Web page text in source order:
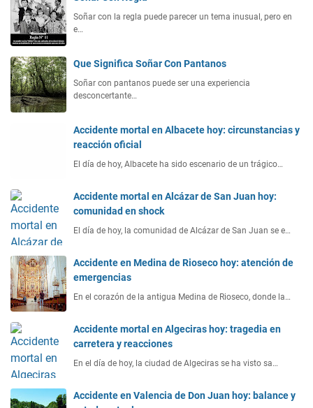
Soñar con la regla puede parecer un tema inusual, pero en
e…
Que Significa Soñar Con Pantanos
Soñar con pantanos puede ser una experiencia
desconcertante…
Accidente mortal en Albacete hoy: circunstancias y
reacción oficial
El día de hoy, Albacete ha sido escenario de un trágico…
Accidente mortal en Alcázar de San Juan hoy:
comunidad en shock
El día de hoy, la comunidad de Alcázar de San Juan se e…
Accidente en Medina de Rioseco hoy: atención de
emergencias
En el corazón de la antigua Medina de Rioseco, donde la…
Accidente mortal en Algeciras hoy: tragedia en
carretera y reacciones
En el día de hoy, la ciudad de Algeciras se ha visto sa…
Accidente en Valencia de Don Juan hoy: balance y